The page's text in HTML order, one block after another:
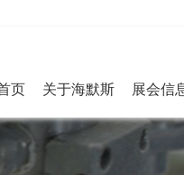
页 关于海默斯 展会信